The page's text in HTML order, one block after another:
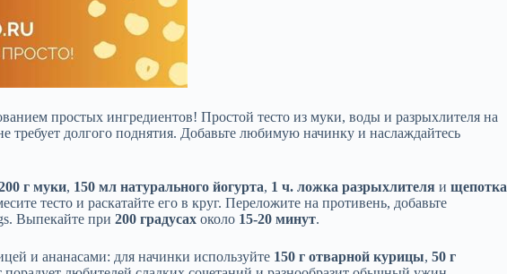
простых ингредиентов! Простой тесто из муки, воды и разрыхлителя на
требует долгого поднятия. Добавьте любимую начинку и наслаждайтесь
г муки, 150 мл натурального йогурта, 1 ч. ложка разрыхлителя и щепотка
тесто и раскатайте его в круг. Переложите на противень, добавьте
Выпекайте при 200 градусах около 15-20 минут.
и ананасами: для начинки используйте 150 г отварной курицы, 50 г